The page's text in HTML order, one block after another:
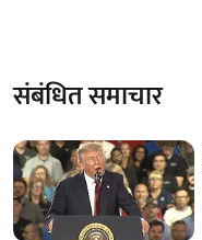
संबंधित समाचार